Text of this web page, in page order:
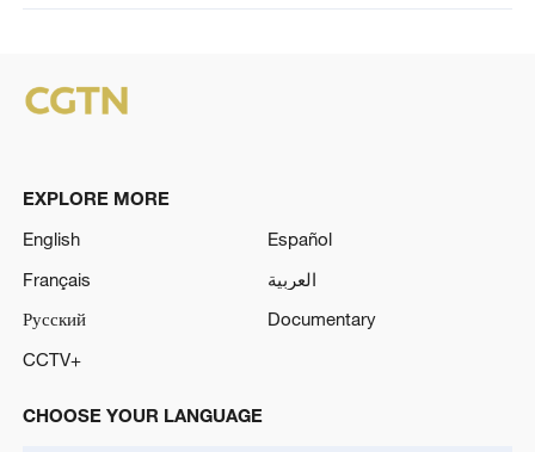
EXPLORE MORE
English
Español
Français
العربية
Русский
Documentary
CCTV+
CHOOSE YOUR LANGUAGE